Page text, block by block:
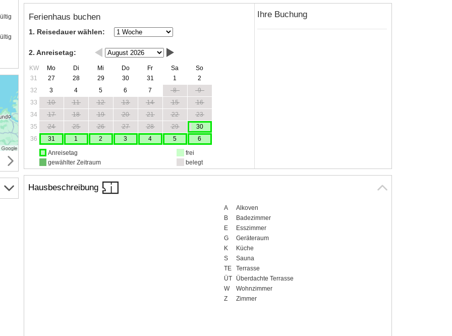
Ferienhaus buchen
1. Reisedauer wählen:
2. Anreisetag:
KW Mo Di Mi Do Fr Sa
So
31
27 28 29 30 31 1
2
32
3 4 5 6 7 8
9
33
10 11 12 13 14 15
16
34
17 18 19 20 21 22
23
35
24 25 26 27 28 29
30
36
31 1 2 3 4 5
6
Anreisetag
gewählter Zeitraum
frei
belegt
Ihre Buchung
Hausbeschreibung
A
Alkoven
B
Badezimmer
E
Esszimmer
G
Geräteraum
K
Küche
S
Sauna
TE
Terrasse
ÜT
Überdachte Terrasse
W
Wohnzimmer
Z
Zimmer